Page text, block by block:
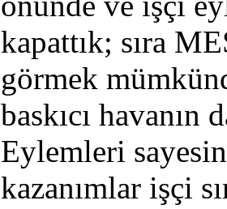
kapattık; sıra
görmek
baskıcı havanın
Eylemleri
kazanımlar işçi